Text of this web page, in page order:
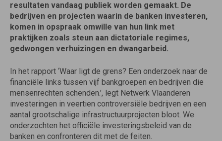
resultaten vandaag publiek worden gemaakt. De
bedrijven en projecten waarin de banken investeren,
komen in opspraak omwille van hun link met
praktijken zoals steun aan dictatoriale regimes,
gedwongen verhuizingen en dwangarbeid.
In het rapport ‘Waar ligt de grens? Een onderzoek naar de
financiële links tussen vijf bankgroepen en bedrijven die
mensenrechten schenden.’, legt Netwerk Vlaanderen
investeringen in veertien controversiële bedrijven en een
aantal grootschalige infrastructuurprojecten bloot. We
onderzochten het officiële investeringsbeleid van de
banken en confronteren dit met de feiten.